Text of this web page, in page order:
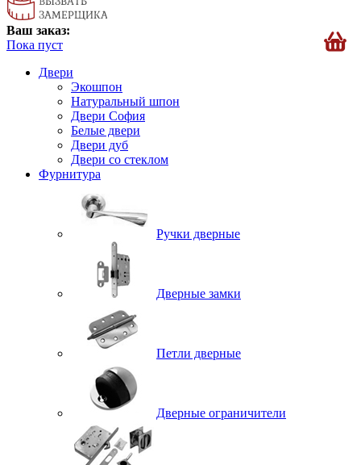
Ваш заказ:
Пока пуст
Двери
Экошпон
Натуральный шпон
Двери София
Белые двери
Двери дуб
Двери со стеклом
Фурнитура
Ручки дверные
Дверные замки
Петли дверные
Дверные ограничители